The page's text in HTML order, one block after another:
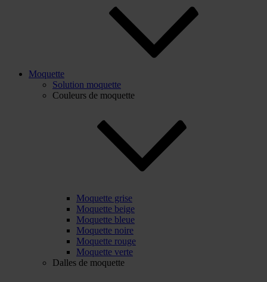
Moquette
Solution moquette
Couleurs de moquette
Moquette grise
Moquette beige
Moquette bleue
Moquette noire
Moquette rouge
Moquette verte
Dalles de moquette